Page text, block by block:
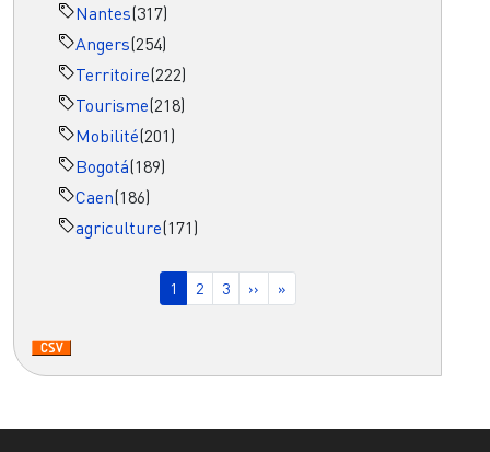
Nantes(317)
Angers(254)
Territoire(222)
Tourisme(218)
Mobilité(201)
Bogotá(189)
Caen(186)
agriculture(171)
Page courante
1 Page
2 Page
3 Page suivante
›› Dernière page
»